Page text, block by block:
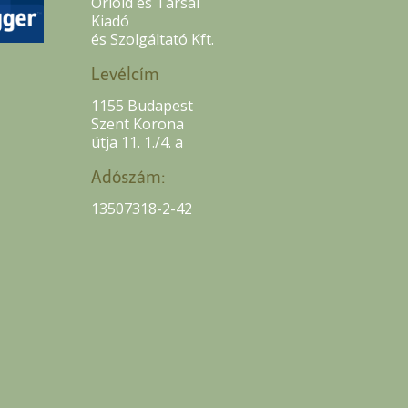
Kiadó
és Szolgáltató Kft.
Levélcím
1155 Budapest
Szent Korona
útja 11. 1./4. a
Adószám:
13507318-2-42